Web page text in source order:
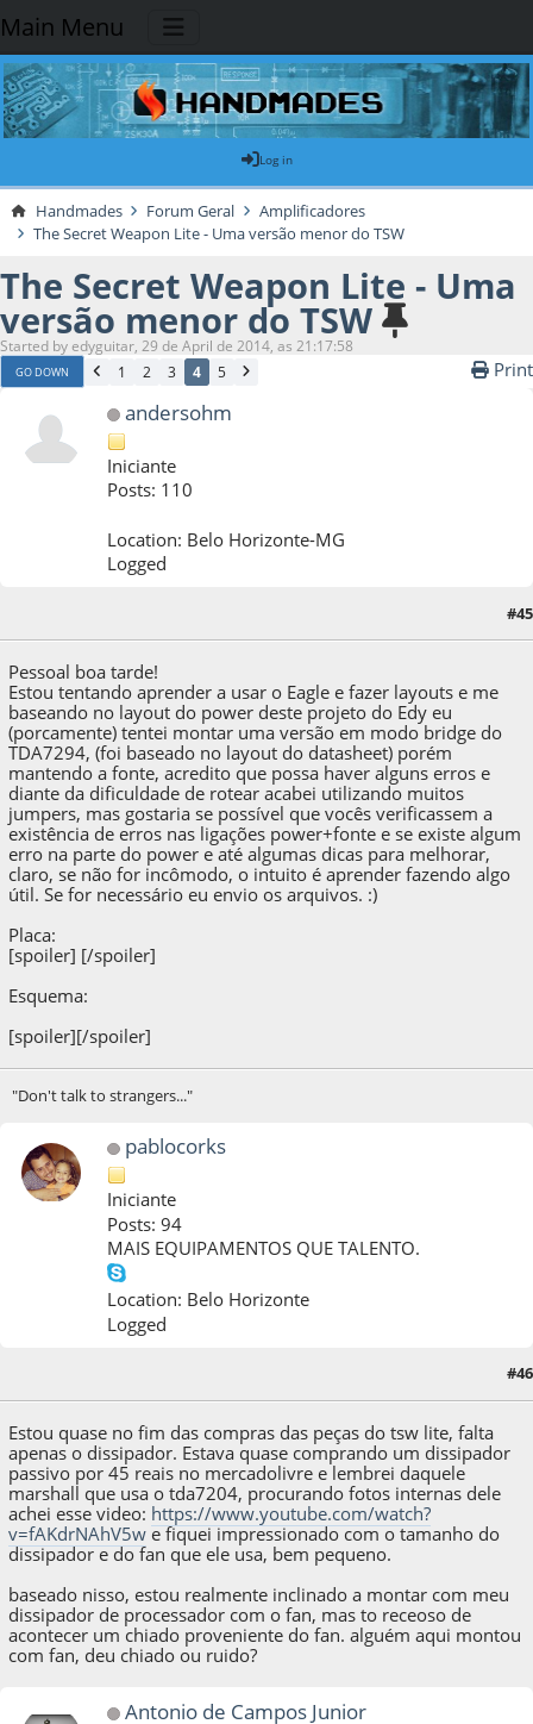
Main Menu
Log in
Handmades Forum Geral
Amplificadores
The Secret Weapon Lite - Uma versão menor do TSW
The Secret Weapon Lite - Uma
versão menor do TSW
Started by edyguitar, 29 de April de 2014, as 21:17:58
GO DOWN 1 2 3 4 5 Print
andersohm
Iniciante
Posts: 110
Location: Belo Horizonte-MG
Logged
#45
Pessoal boa tarde!
Estou tentando aprender a usar o Eagle e fazer layouts e me
baseando no layout do power deste projeto do Edy eu
(porcamente) tentei montar uma versão em modo bridge do
TDA7294, (foi baseado no layout do datasheet) porém
mantendo a fonte, acredito que possa haver alguns erros e
diante da dificuldade de rotear acabei utilizando muitos
jumpers, mas gostaria se possível que vocês verificassem a
existência de erros nas ligações power+fonte e se existe algum
erro na parte do power e até algumas dicas para melhorar,
claro, se não for incômodo, o intuito é aprender fazendo algo
útil. Se for necessário eu envio os arquivos. :)
Placa:
[spoiler] [/spoiler]
Esquema:
[spoiler][/spoiler]
"Don't talk to strangers..."
pablocorks
Iniciante
Posts: 94
MAIS EQUIPAMENTOS QUE TALENTO.
Location: Belo Horizonte
Logged
#46
Estou quase no fim das compras das peças do tsw lite, falta
apenas o dissipador. Estava quase comprando um dissipador
passivo por 45 reais no mercadolivre e lembrei daquele
marshall que usa o tda7204, procurando fotos internas dele
achei esse video: https://www.youtube.com/watch?
v=fAKdrNAhV5w e fiquei impressionado com o tamanho do
dissipador e do fan que ele usa, bem pequeno.
baseado nisso, estou realmente inclinado a montar com meu
dissipador de processador com o fan, mas to receoso de
acontecer um chiado proveniente do fan. alguém aqui montou
com fan, deu chiado ou ruido?
Antonio de Campos Junior